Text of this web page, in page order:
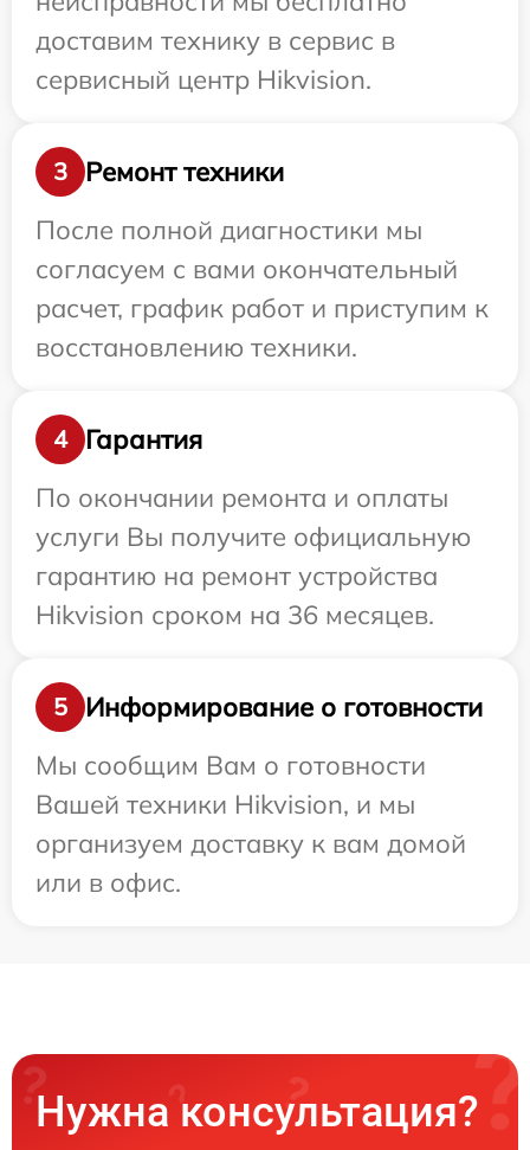
доставим технику в сервис в
сервисный центр Hikvision.
3
Ремонт техники
После полной диагностики мы
согласуем с вами окончательный
расчет, график работ и приступим к
восстановлению техники.
4
Гарантия
По окончании ремонта и оплаты
услуги Вы получите официальную
гарантию на ремонт устройства
Hikvision сроком на 36 месяцев.
5
Информирование о готовности
Мы сообщим Вам о готовности
Вашей техники Hikvision, и мы
организуем доставку к вам домой
или в офис.
Нужна консультация?